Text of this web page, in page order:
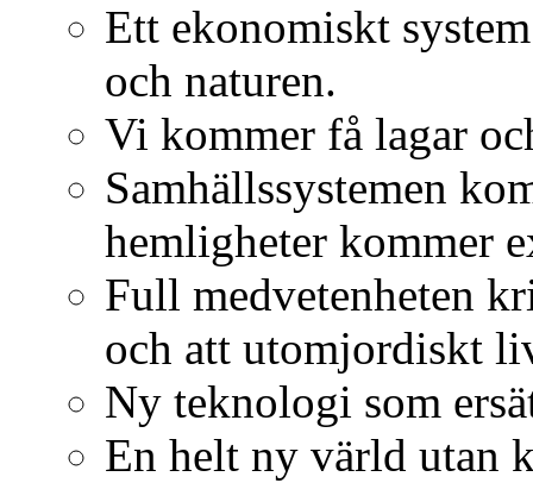
Ett ekonomiskt
och naturen.
Vi kommer få lagar
Samhällssystemen
hemligheter kommer
Full medvetenheten
och att utomjordiskt
Ny teknologi som
En helt ny värld utan